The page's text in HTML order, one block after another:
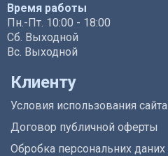
Время работы
Пн.-Пт. 10:00 - 18:00
Сб. Выходной
Вс. Выходной
Клиенту
Условия использования сайта
Договор публичной оферты
Обробка персональних даних